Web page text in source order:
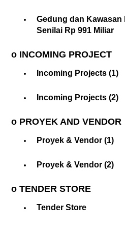
Gedung dan Kawasan
Senilai Rp 991 Miliar
o INCOMING PROJECT
Incoming Projects (1)
Incoming Projects (2)
o PROYEK AND VENDOR
Proyek & Vendor (1)
Proyek & Vendor (2)
o TENDER STORE
Tender Store